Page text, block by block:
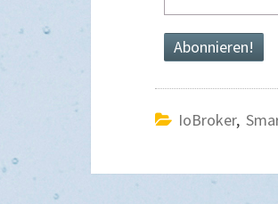
IoBroker,